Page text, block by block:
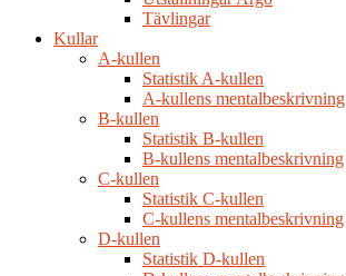
Tävlingar
Kullar
A-kullen
Statistik A-kullen
A-kullens mentalbeskrivning
B-kullen
Statistik B-kullen
B-kullens mentalbeskrivning
C-kullen
Statistik C-kullen
C-kullens mentalbeskrivning
D-kullen
Statistik D-kullen